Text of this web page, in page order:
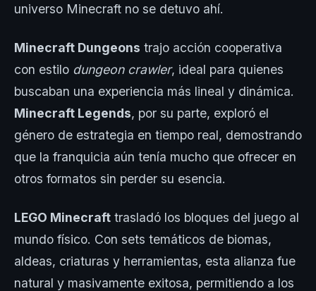
universo Minecraft no se detuvo ahí.
Minecraft Dungeons trajo acción cooperativa
con estilo dungeon crawler, ideal para quienes
buscaban una experiencia más lineal y dinámica.
Minecraft Legends, por su parte, exploró el
género de estrategia en tiempo real, demostrando
que la franquicia aún tenía mucho que ofrecer en
otros formatos sin perder su esencia.
LEGO Minecraft trasladó los bloques del juego al
mundo físico. Con sets temáticos de biomas,
aldeas, criaturas y herramientas, esta alianza fue
natural y masivamente exitosa, permitiendo a los